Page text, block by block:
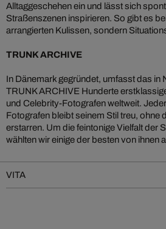
Alltaggeschehen ein und lässt sich
Straßenszenen inspirieren. So gibt es
arrangierten Kulissen, sondern
TRUNK ARCHIVE
In Dänemark gegründet, umfasst das in
TRUNK ARCHIVE Hunderte
und Celebrity-Fotografen weltweit.
Fotografen bleibt seinem Stil treu, ohne
erstarren. Um die feintonige Vielfalt der
wählten wir einige der besten von ihnen
VITA